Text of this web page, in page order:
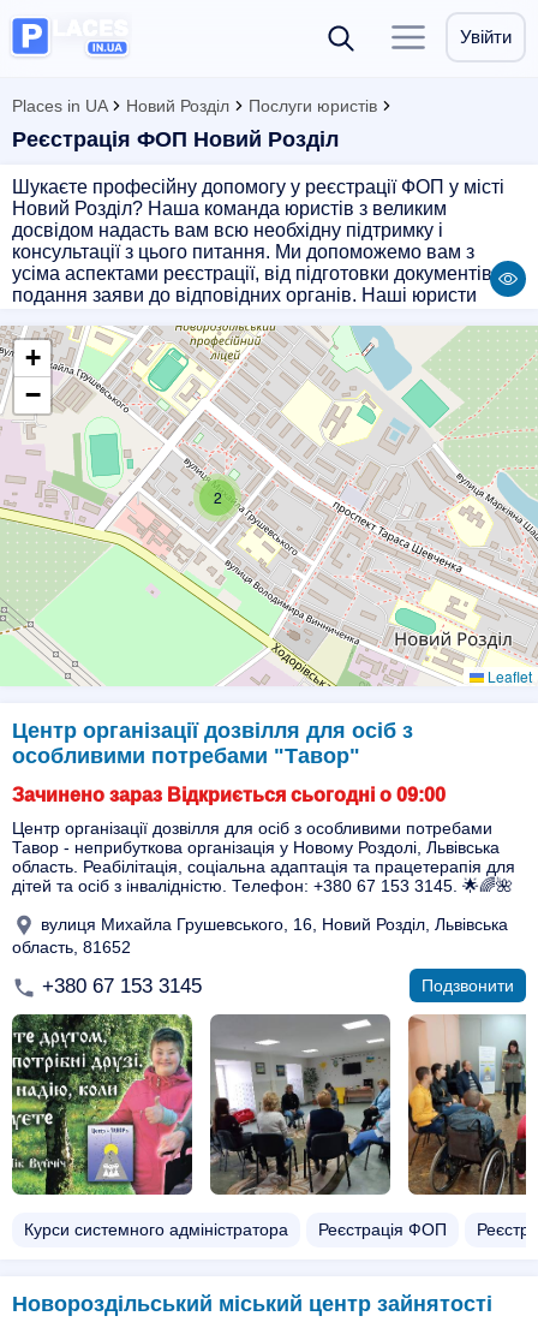
Увійти
Places in UA Новий Розділ Послуги юристів
Реєстрація ФОП Новий Розділ
Шукаєте професійну допомогу у реєстрації ФОП у місті
Новий Розділ? Наша команда юристів з великим
досвідом надасть вам всю необхідну підтримку і
консультації з цього питання. Ми допоможемо вам з
усіма аспектами реєстрації, від підготовки документів до
подання заяви до відповідних органів. Наші юристи
гарантують швидке та якісне вирішення вашого питання.
Звертайтесь до нас, і ми вас не підведемо!
2
+
−
Leaflet
Центр організації дозвілля для осіб з
особливими потребами "Тавор"
Зачинено зараз Відкриється сьогодні о 09:00
Центр організації дозвілля для осіб з особливими потребами
Тавор - неприбуткова організація у Новому Роздолі, Львівська
область. Реабілітація, соціальна адаптація та працетерапія для
дітей та осіб з інвалідністю. Телефон: +380 67 153 3145. 🌟🌈🌺
вулиця Михайла Грушевського, 16, Новий Розділ, Львівська
область, 81652
+380 67 153 3145 Подзвонити
Курси системного адміністратора Реєстрація ФОП
Новороздільський міський центр зайнятості